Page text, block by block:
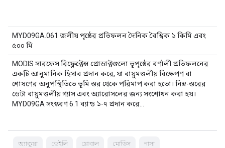
MYD09GA.061 জলীয় পৃষ্ঠের প্রতিফলন দৈনিক বৈশ্বিক ১ কিমি এবং
৫০০ মি
MODIS সারফেস রিফ্লেক্টেন্স প্রোডাক্টগুলো ভূপৃষ্ঠের বর্ণালী প্রতিফলনের
একটি আনুমানিক হিসাব প্রদান করে, যা বায়ুমণ্ডলীয় বিক্ষেপণ বা
শোষণের অনুপস্থিতিতে ভূমি স্তর থেকে পরিমাপ করা হতো। নিম্ন-স্তরের
ডেটা বায়ুমণ্ডলীয় গ্যাস এবং অ্যারোসলের জন্য সংশোধন করা হয়।
MYD09GA সংস্করণ 6.1 ব্যান্ড ১-৭ প্রদান করে…
অ্যাকুয়া ডেইলি গ্লোবাল মোডিস নাসা